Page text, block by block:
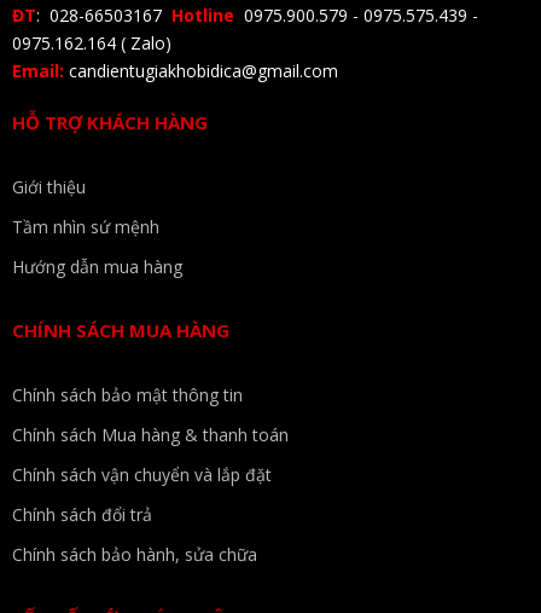
ĐT: 028-66503167 Hotline 0975.900.579 - 0975.575.439 -
0975.162.164 ( Zalo)
Email: candientugiakhobidica@gmail.com
HỖ TRỢ KHÁCH HÀNG
Giới thiệu
Tầm nhìn sứ mệnh
Hướng dẫn mua hàng
CHÍNH SÁCH MUA HÀNG
Chính sách bảo mật thông tin
Chính sách Mua hàng & thanh toán
Chính sách vận chuyển và lắp đặt
Chính sách đổi trả
Chính sách bảo hành, sửa chữa